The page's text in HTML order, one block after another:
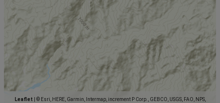
Leaflet
© Esri, HERE, Garmin, Intermap, increment P Corp., GEBCO, USGS, FAO, NPS,